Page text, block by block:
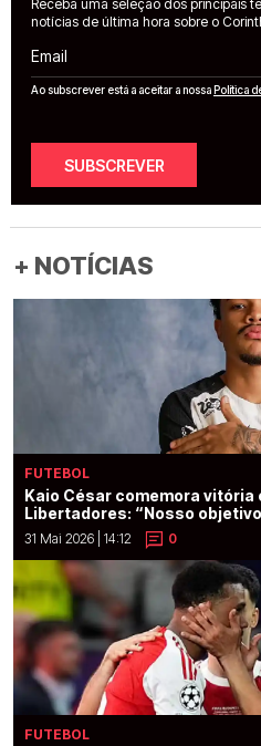
Receba uma seleção dos principais
notícias de última hora sobre o
Email
Ao subscrever está a aceitar a nossaPolítica
SUBSCREVER
+ NOTÍCIAS
FUTEBOL
Kaio César comemora
Libertadores: “Nosso objetivo
31 Mai 2026 | 14:12 0
FUTEBOL